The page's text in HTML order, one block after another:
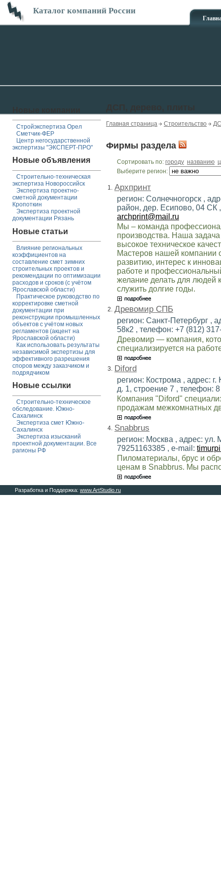
Каталог компаний России
Стройэкспертиза Орел
Сметчик-ФЕР
Центр негосударственной
экспертизы "ЭКСПЕРТ-ПРО"
Новые объявления
Строительно-техническая
экспертиза Новороссийск
Экспертиза проектно-
сметной документации
Кропоткин
Экспертиза проектной
документации Рязань
Новые статьи
Влияние региональных
коэффициентов на
составление смет зимних
строительных проектов и
рекомендации по оптимизации
расходов и сроков (с учётом
Ярославской области)
Практическое руководство по
корректировке сметной
документации при
реконструкции промышленных
объектов с учётом новых
регламентов (акцент на
Ярославской области)
Как использовать результаты
независимой экспертизы для
эффективного разрешения
споров между заказчиком и
подрядчиком
Новые ссылки
Строительно-техническое
обследование. Южно-
Сахалинск
Экспертиза смет Южно-
Сахалинск
Экспертиза изысканий
проектной документации. Все
рагионы РФ
Главная страница Строительство
Фирмы раздела
Сортировать по: городу названию
Выберите регион:
1. Архпринт
регион: Солнечногорск ,
район, дер. Есипово, 04 СК
archprint@mail.ru
Мы – команда
производства. Наша
высокое техническое
Мастеров нашей компании
развитию, интерес к
работе и
желание делать для людей
служить долгие годы.
2. Древомир СПБ
регион: Санкт-Петербург ,
58к2 , телефон: +7 (812)
Древомир — компания,
специализируется на
3. Diford
регион: Кострома , адрес:
д. 1, строение 7 , телефон:
Компания "Diford"
продажам межкомнатных
4. Snabbrus
регион: Москва , адрес: ул.
79251163385 , e-mail:
Пиломатериалы, брус и
ценам в Snabbrus. Мы
Разработка и Поддержка: www.ArtStudio.ru